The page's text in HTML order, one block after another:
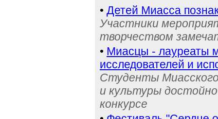
• Детей Миасса
Участники
творчеством
• Миасцы - лауреаты
исследователей и
Студенты Миасского
и культуры
конкурсе